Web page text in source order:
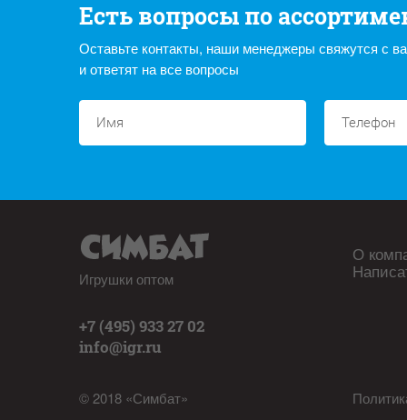
Есть вопросы по
Оставьте контакты, наши менеджеры свяжутся с
и ответят на все вопросы
Игрушки оптом
+7 (495) 933 27 02
info@igr.ru
© 2018 «Симбат»
О